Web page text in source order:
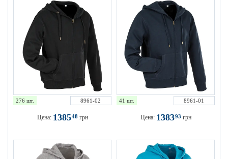
276 шт. 8961-02
Цена: 138548грн
41 шт. 8961-01
Цена: 138393 грн